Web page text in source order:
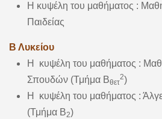
Η κυψέλη του μαθήματος :
Παιδείας
Β Λυκείου
Η κυψέλη του μαθήματος :
Σπουδών (Τμήμα Βθετ
2)
Η κυψέλη του μαθήματος :
(Τμήμα Β2)